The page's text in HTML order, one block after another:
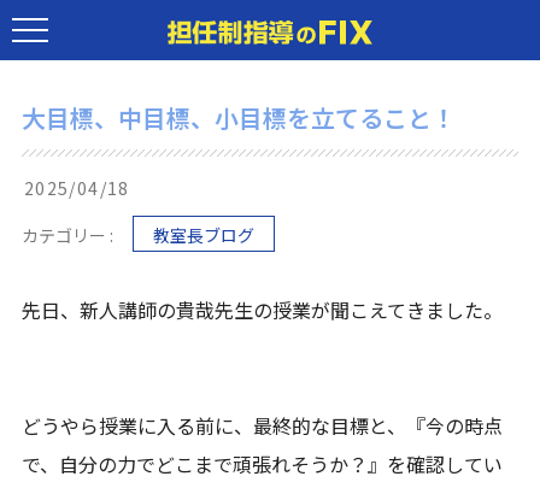
大目標、中目標、小目標を立てること！
2025/04/18
カテゴリー :
教室長ブログ
先日、新人講師の貴哉先生の授業が聞こえてきました。
どうやら授業に入る前に、最終的な目標と、『今の時点
で、自分の力でどこまで頑張れそうか？』を確認してい